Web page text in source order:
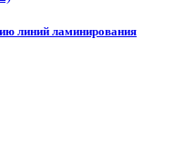
линий ламинирования